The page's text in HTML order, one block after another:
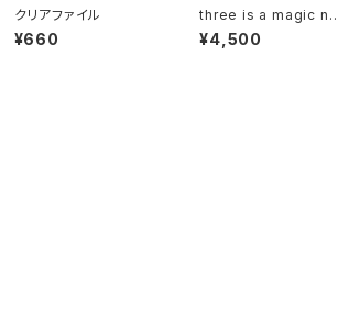
クリアファイル
¥660
three is a magic nu
mber 20 限定Tシャツ
¥4,500